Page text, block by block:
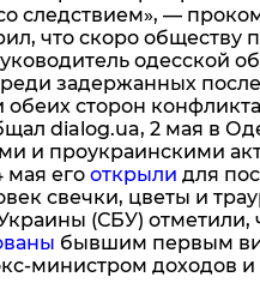
следствием», —
что скоро обществу
одесской
задержанных
обеих сторон
dialog.ua, 2 мая в
и проукраинскими
мая его открыли для
свечки, цветы и
(СБУ)
бывшим первым
министром доходов